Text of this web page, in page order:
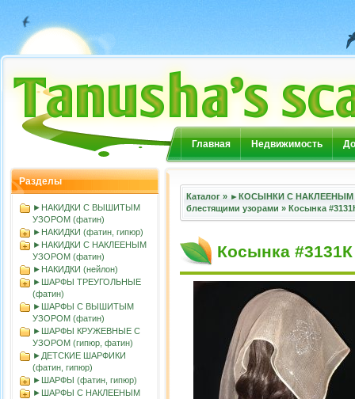
Главная Недвижимость
Разделы
►НАКИДКИ С ВЫШИТЫМ
УЗОРОМ (фатин)
►НАКИДКИ (фатин, гипюр)
►НАКИДКИ С НАКЛЕЕНЫМ
УЗОРОМ (фатин)
►НАКИДКИ (нейлон)
►ШАРФЫ ТРЕУГОЛЬНЫЕ
(фатин)
►ШАРФЫ С ВЫШИТЫМ
УЗОРОМ (фатин)
►ШАРФЫ КРУЖЕВНЫЕ С
УЗОРОМ (гипюр, фатин)
►ДЕТСКИЕ ШАРФИКИ
(фатин, гипюр)
►ШАРФЫ (фатин, гипюр)
►ШАРФЫ С НАКЛЕЕНЫМ
Каталог » ►КОСЫНКИ С НАКЛЕЕНЫМ
блестящими узорами » Косынка
Косынка #3131К